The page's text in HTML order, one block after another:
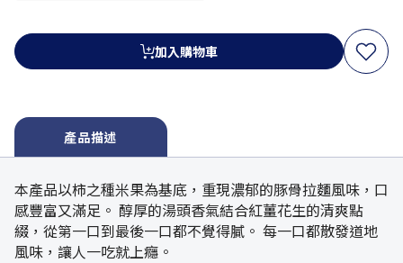
加入購物車
產品描述
本產品以柿之種米果為基底，重現濃郁的豚骨拉麵風味，口
感豐富又滿足。 醇厚的湯頭香氣結合紅薑花生的清爽點
綴，從第一口到最後一口都不覺得膩。 每一口都散發道地
風味，讓人一吃就上癮。